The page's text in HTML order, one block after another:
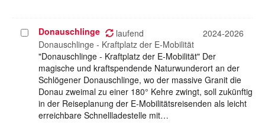
Projekt
auswählen
Donauschlinge laufend
2024-2026
Donauschlinge - Kraftplatz der E-Mobilität
"Donauschlinge - Kraftplatz der E-Mobilität" Der
magische und kraftspendende Naturwunderort an der
Schlögener Donauschlinge, wo der massive Granit die
Donau zweimal zu einer 180° Kehre zwingt, soll zukünftig
in der Reiseplanung der E-Mobilitätsreisenden als leicht
erreichbare Schnellladestelle mit…